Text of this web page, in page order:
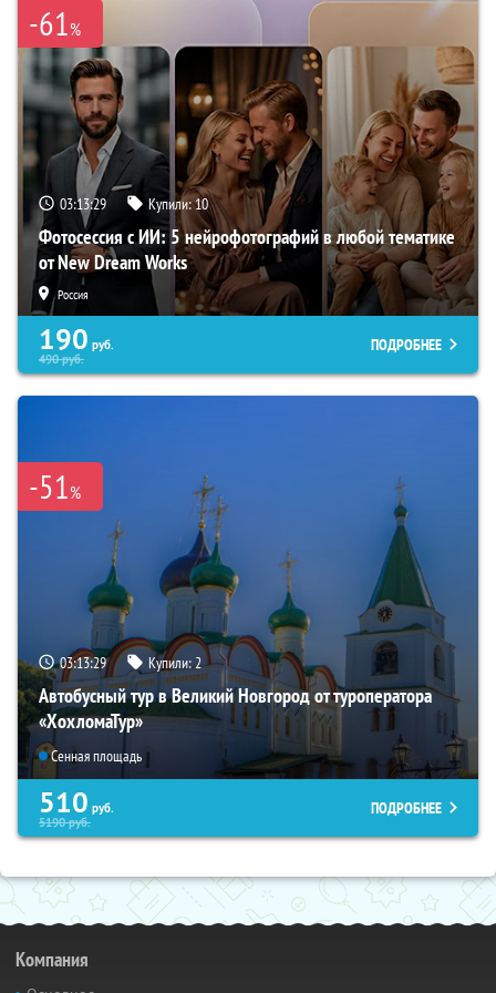
-61%
03:13:28 Купили:10
Фотосессия с ИИ: 5 нейрофотографий в любой тематике
от New Dream Works
Россия
190 руб.
490руб.
ПОДРОБНЕЕ
-51%
03:13:28 Купили:2
Автобусный тур в Великий Новгород от туроператора
«ХохломаТур»
Сенная площадь
510 руб.
5190руб.
ПОДРОБНЕЕ
Компания